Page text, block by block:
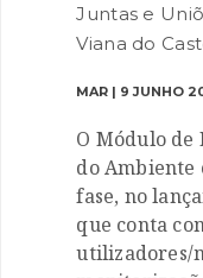
Juntas e
Viana do
MAR | 9 JUNHO
O Módulo
do Ambiente
fase, no
que conta
utilizadores/